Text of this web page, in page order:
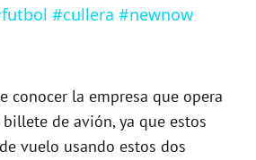
e
o
#cullera #newnow
conocer la empresa que opera
de avión, ya que estos
vuelo usando estos dos